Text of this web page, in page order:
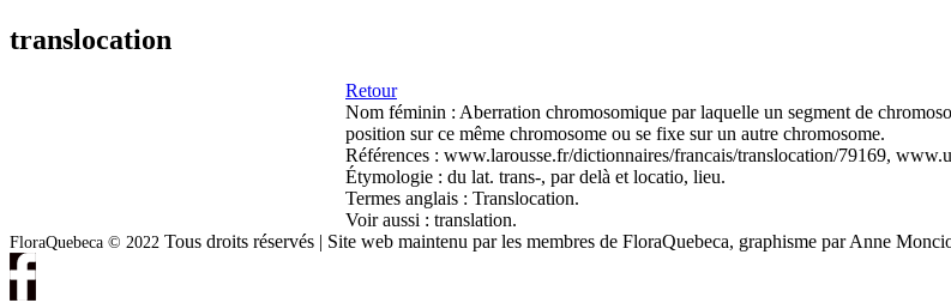
translocation
Retour
Nom féminin : Aberration chromosomique par laquelle un segment de
position sur ce même chromosome ou se fixe sur un autre chromosome.
Références : www.larousse.fr/dictionnaires/francais/translocation/79169,
Étymologie : du lat. trans-, par delà et locatio, lieu.
Termes anglais : Translocation.
Voir aussi : translation.
FloraQuebeca © 2022 Tous droits réservés | Site web maintenu par les membres de FloraQuebeca, graphisme par Anne